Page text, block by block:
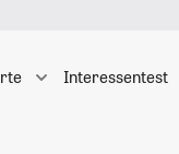
Interessentest